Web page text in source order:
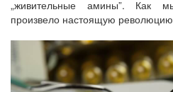
„живительные амины”. Как
произвело настоящую